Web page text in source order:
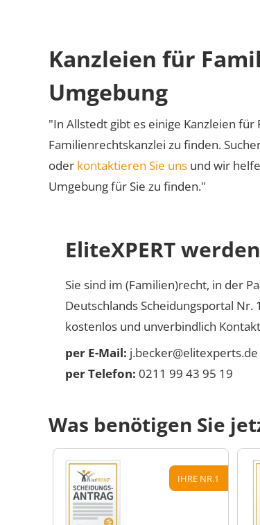
Kanzleien für
Umgebung
"In Allstedt gibt es einige Kanzleien
Familienrechtskanzlei zu finden.
oder kontaktieren Sie uns und wir
Umgebung für Sie zu finden."
EliteXPERT werden
Sie sind im (Familien)recht, in der
Deutschlands Scheidungsportal Nr.
kostenlos und unverbindlich
per E-Mail: j.becker@elitexperts.de
per Telefon: 0211 99 43 95 19
Was benötigen Sie
IHRE NR.1